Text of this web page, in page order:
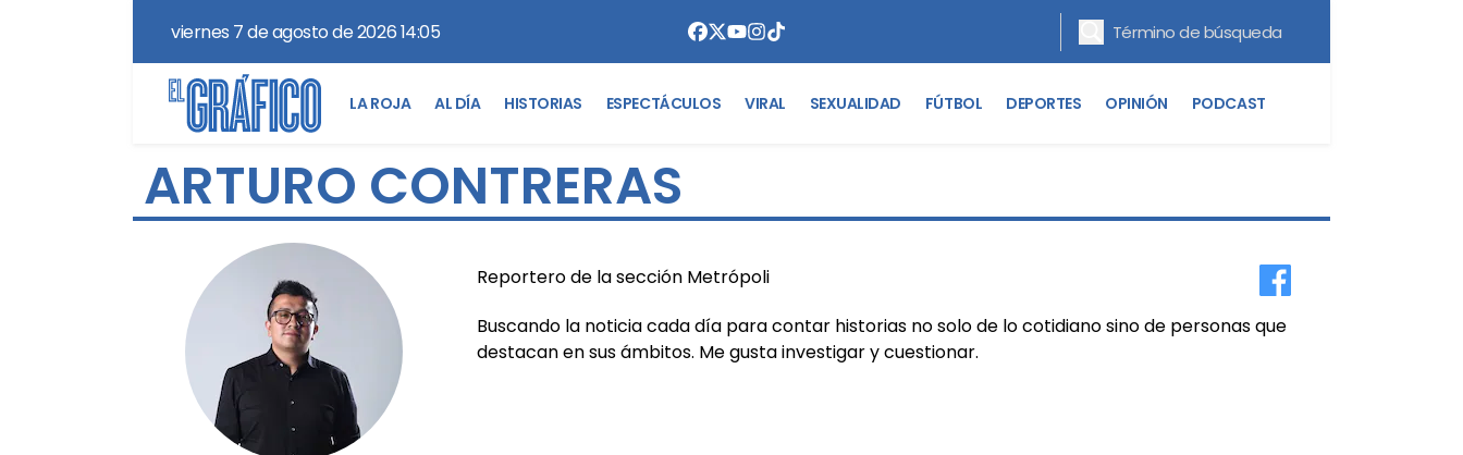
viernes 7 de agosto de 2026 14:05
LA ROJA AL DÍA HISTORIAS ESPECTÁCULOS VIRAL SEXUALIDAD FÚTBOL DEPORTES OPINIÓN PODCAST
ARTURO CONTRERAS
Reportero de la sección Metrópoli
Buscando la noticia cada día para contar historias no solo de lo cotidiano sino de personas que
destacan en sus ámbitos. Me gusta investigar y cuestionar.